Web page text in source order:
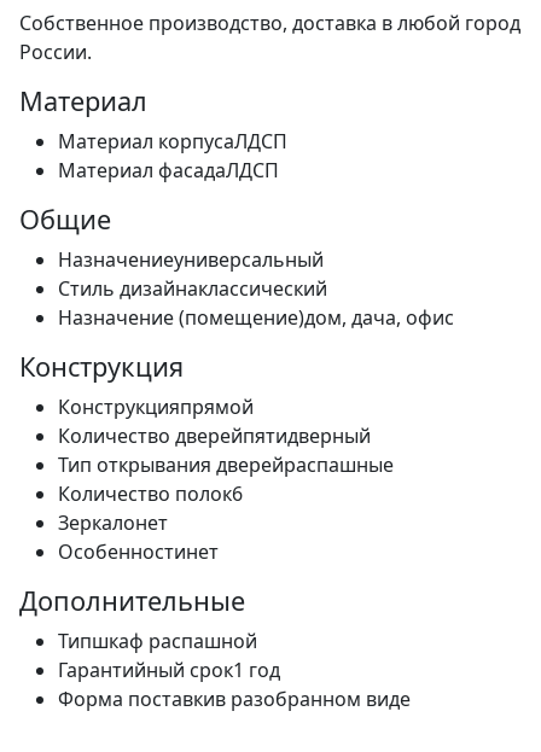
Собственное производство, доставка в любой город
России.
Материал
Материал корпусаЛДСП
Материал фасадаЛДСП
Общие
Назначениеуниверсальный
Стиль дизайнаклассический
Назначение (помещение)дом, дача, офис
Конструкция
Конструкцияпрямой
Количество дверейпятидверный
Тип открывания дверейраспашные
Количество полок6
Зеркалонет
Особенностинет
Дополнительные
Типшкаф распашной
Гарантийный срок1 год
Форма поставкив разобранном виде